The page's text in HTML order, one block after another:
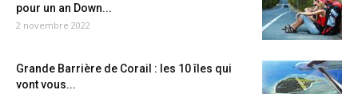
pour un an Down...
2 novembre 2022
Grande Barrière de Corail : les 10 îles qui
vont vous...